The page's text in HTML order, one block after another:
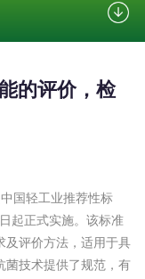
的评价，检
国轻工业推荐性标
起正式实施。该标准
及评价方法，适用于具
菌技术提供了规范，有
金属硬度测试